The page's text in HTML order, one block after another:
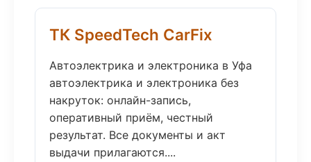
ТК SpeedTech CarFix
Автоэлектрика и электроника в Уфа
автоэлектрика и электроника без
накруток: онлайн-запись,
оперативный приём, честный
результат. Все документы и акт
выдачи прилагаются....